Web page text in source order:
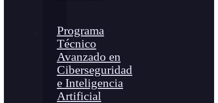
Programa
Técnico
Avanzado en
Ciberseguridad
e Inteligencia
Artificial